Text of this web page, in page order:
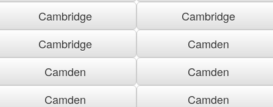
Cambridge
Cambridge
Cambridge
Camden
Camden
Camden
Camden
Camden